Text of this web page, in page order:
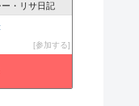
・リサ日記
参加する